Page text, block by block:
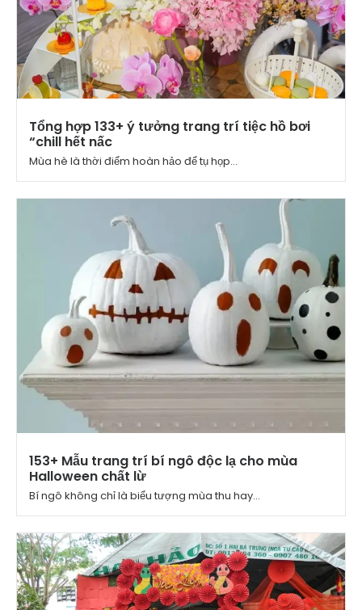
Tổng hợp 133+ ý tưởng trang trí tiệc hồ bơi
“chill hết nấc
Mùa hè là thời điểm hoàn hảo để tụ họp...
153+ Mẫu trang trí bí ngô độc lạ cho mùa
Halloween chất lừ
Bí ngô không chỉ là biểu tượng mùa thu hay...